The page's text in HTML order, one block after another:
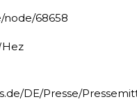
node/68658
DE/Presse/